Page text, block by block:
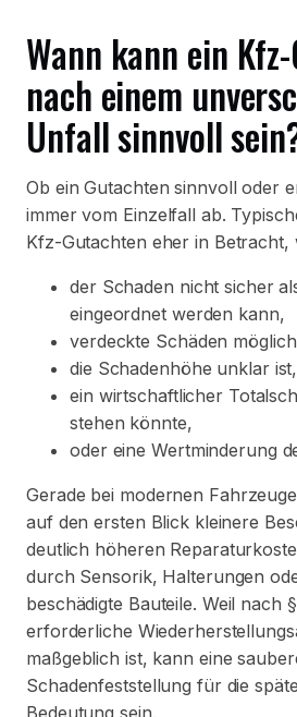
Wann kann ein
nach einem
Unfall sinnvoll
Ob ein Gutachten sinnvoll oder
immer vom Einzelfall ab.
Kfz-Gutachten eher in Betracht,
der Schaden nicht sicher
eingeordnet werden kann,
verdeckte Schäden
die Schadenhöhe unklar ist,
ein wirtschaftlicher
stehen könnte,
oder eine Wertminderung
Gerade bei modernen
auf den ersten Blick kleinere
deutlich höheren
durch Sensorik, Halterungen
beschädigte Bauteile. Weil nach
erforderliche
maßgeblich ist, kann eine
Schadenfeststellung für die
Bedeutung sein.